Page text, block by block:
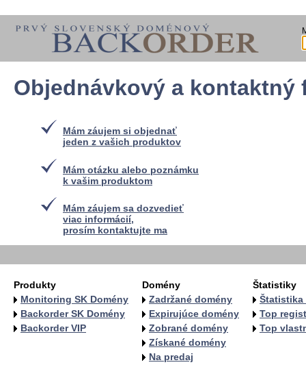
Objednávkový a kontaktný
Mám záujem si objednať
jeden z vašich produktov
Mám otázku alebo poznámku
k vašim produktom
Mám záujem sa dozvedieť
viac informácií,
prosím kontaktujte ma
Produkty
Monitoring SK Domény
Backorder SK Domény
Backorder VIP
Domény
Zadržané domény
Expirujúce domény
Zobrané domény
Získané domény
Na predaj
Štatistiky
Štatistika
Top
Top